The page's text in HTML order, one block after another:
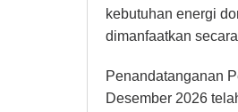
kebutuhan energi
dimanfaatkan
Penandatanganan
Desember 2026